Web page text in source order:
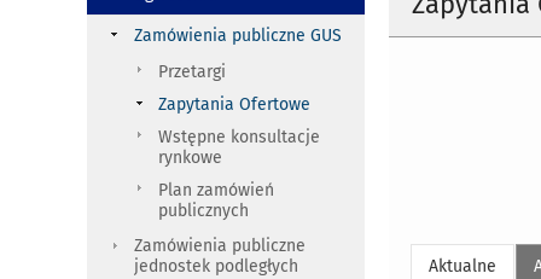
Aktualne
Zamówienia publiczne GUS
Przetargi
Zapytania Ofertowe
Wstępne konsultacje
rynkowe
Plan zamówień
publicznych
Zamówienia publiczne
jednostek podległych